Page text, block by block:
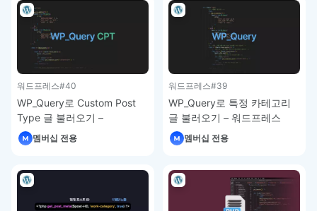
워드프레스#40
WP_Query로 Custom Post
Type 글 불러오기 –
워드프레스 강좌
멤버십 전용
워드프레스#39
WP_Query로 특정 카테고리
글 불러오기 – 워드프레스
강좌멤버십 전용